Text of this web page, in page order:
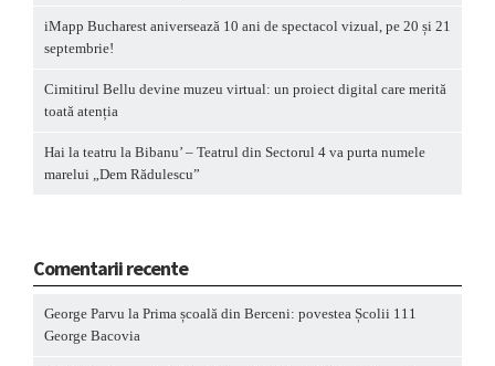
iMapp Bucharest aniversează 10 ani de spectacol vizual, pe 20 și 21
septembrie!
Cimitirul Bellu devine muzeu virtual: un proiect digital care merită
toată atenția
Hai la teatru la Bibanu’ – Teatrul din Sectorul 4 va purta numele
marelui „Dem Rădulescu”
Comentarii recente
George Parvu la Prima școală din Berceni: povestea Școlii 111
George Bacovia